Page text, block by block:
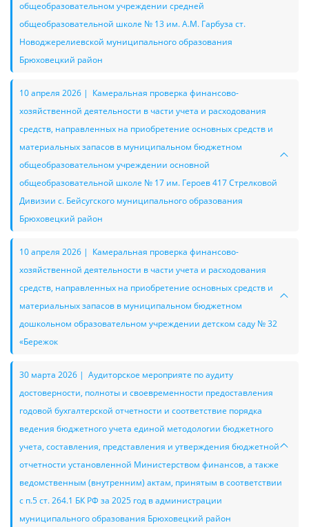
общеобразовательном учреждении средней
общеобразовательной школе № 13 им. А.М. Гарбуза ст.
Новоджерелиевской муниципального образования
Брюховецкий район
10 апреля 2026 | Камеральная проверка финансово-
хозяйственной деятельности в части учета и расходования
средств, направленных на приобретение основных средств и
материальных запасов в муниципальном бюджетном
общеобразовательном учреждении основной
общеобразовательной школе № 17 им. Героев 417 Стрелковой
Дивизии с. Бейсугского муниципального образования
Брюховецкий район
10 апреля 2026 | Камеральная проверка финансово-
хозяйственной деятельности в части учета и расходования
средств, направленных на приобретение основных средств и
материальных запасов в муниципальном бюджетном
дошкольном образовательном учреждении детском саду № 32
«Бережок
30 марта 2026 | Аудиторское мероприяте по аудиту
достоверности, полноты и своевременности предоставления
годовой бухгалтерской отчетности и соответствие порядка
ведения бюджетного учета единой методологии бюджетного
учета, составления, представления и утверждения бюджетной
отчетности установленной Министерством финансов, а также
ведомственным (внутренним) актам, принятым в соответствии
с п.5 ст. 264.1 БК РФ за 2025 год в администрации
муниципального образования Брюховецкий район